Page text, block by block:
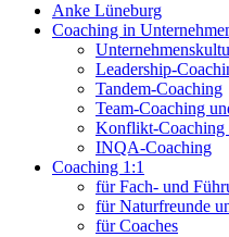
Anke Lüneburg
Coaching in
Leadership-
Tandem-Coaching
Team-Coaching
Konflikt-Coaching
INQA-Coaching
Coaching 1:1
für Fach- und
für Naturfreunde
für Coaches